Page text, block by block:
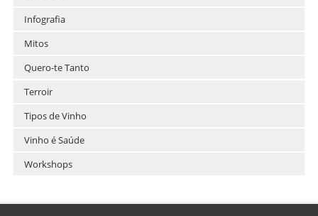
Infografia
Mitos
Quero-te Tanto
Terroir
Tipos de Vinho
Vinho é Saúde
Workshops